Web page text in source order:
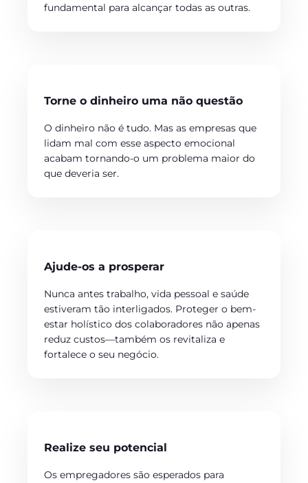
fundamental para alcançar todas as outras.
Torne o dinheiro uma não questão
O dinheiro não é tudo. Mas as empresas que
lidam mal com esse aspecto emocional
acabam tornando-o um problema maior do
que deveria ser.
Ajude-os a prosperar
Nunca antes trabalho, vida pessoal e saúde
estiveram tão interligados. Proteger o bem-
estar holístico dos colaboradores não apenas
reduz custos—também os revitaliza e
fortalece o seu negócio.
Realize seu potencial
Os empregadores são esperados para